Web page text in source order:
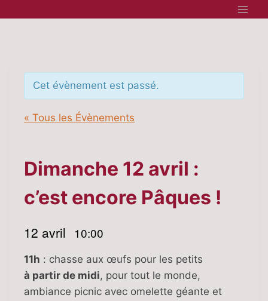
Cet évènement est passé.
« Tous les Évènements
Dimanche 12 avril :
c’est encore Pâques !
12 avril 10:00
11h : chasse aux œufs pour les petits
à partir de midi, pour tout le monde,
ambiance picnic avec omelette géante et